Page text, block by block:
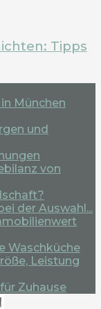
Tipps
München
und
von
der Auswahl...
Waschküche
Leistung
Zuhause